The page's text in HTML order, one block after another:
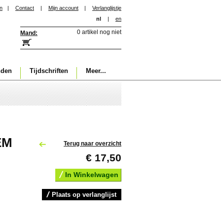
| Contact | Mijn account |
Verlanglijstje
nl
| en
Mand: 0 artikel nog niet
Tijdschriften Meer...
Terug naar overzicht
€ 17,50
In Winkelwagen
Plaats op verlanglijst